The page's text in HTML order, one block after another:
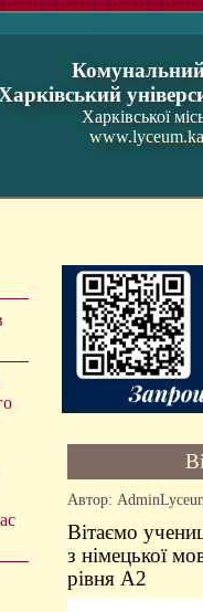
Харківської
Автор:
Вітаємо
з німецької
рівня А2